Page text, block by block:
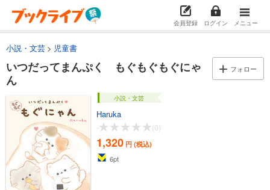
会員登録 ログイン メニュー
小説・文芸 児童書
いつだってまんぷく もぐもぐもぐにゃ
ん
フォロー
小説・文芸
Haruka
-
(0)
1,320 円 (税込)
6pt